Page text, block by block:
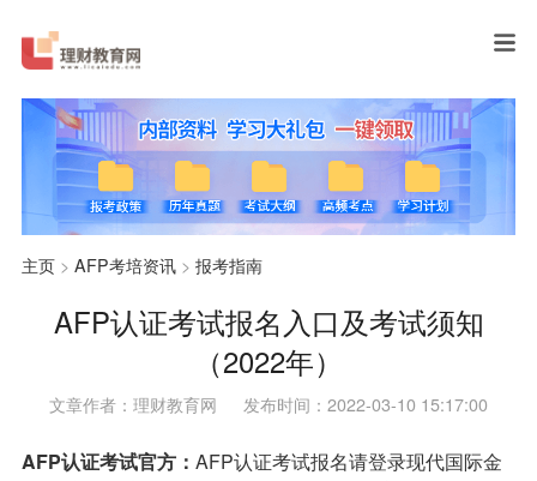
主页> AFP考培资讯> 报考指南
AFP认证考试报名入口及考试须知
（2022年）
文章作者：理财教育网 发布时间：2022-03-10 15:17:00
AFP认证考试官方： AFP认证考试报名请登录现代国际金